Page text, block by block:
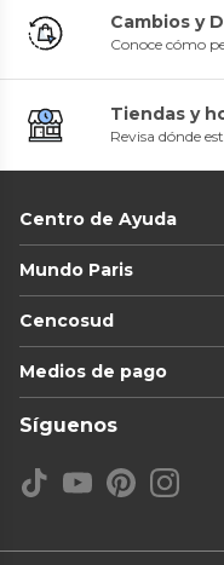
Cambios y
Conoce cómo
Tiendas y
Revisa dónde
Centro de Ayuda
Mundo Paris
Cencosud
Medios de pago
Síguenos